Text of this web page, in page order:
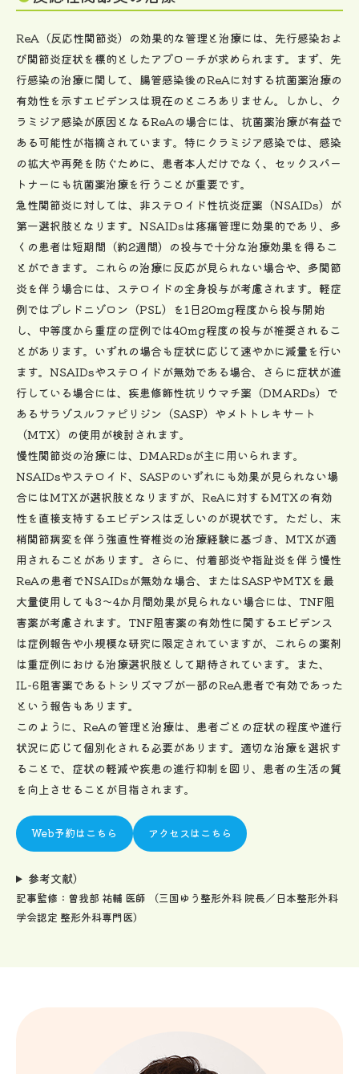
ReA（反応性関節炎）の効果的な管理と治療には、先行感染およ
び関節炎症状を標的としたアプローチが求められます。まず、先
行感染の治療に関して、腸管感染後のReAに対する抗菌薬治療の
有効性を示すエビデンスは現在のところありません。しかし、ク
ラミジア感染が原因となるReAの場合には、抗菌薬治療が有益で
ある可能性が指摘されています。特にクラミジア感染では、感染
の拡大や再発を防ぐために、患者本人だけでなく、セックスパー
トナーにも抗菌薬治療を行うことが重要です。
急性関節炎に対しては、非ステロイド性抗炎症薬（NSAIDs）が
第一選択肢となります。NSAIDsは疼痛管理に効果的であり、多
くの患者は短期間（約2週間）の投与で十分な治療効果を得るこ
とができます。これらの治療に反応が見られない場合や、多関節
炎を伴う場合には、ステロイドの全身投与が考慮されます。軽症
例ではプレドニゾロン（PSL）を1日20mg程度から投与開始
し、中等度から重症の症例では40mg程度の投与が推奨されるこ
とがあります。いずれの場合も症状に応じて速やかに減量を行い
ます。NSAIDsやステロイドが無効である場合、さらに症状が進
行している場合には、疾患修飾性抗リウマチ薬（DMARDs）で
あるサラゾスルファピリジン（SASP）やメトトレキサート
（MTX）の使用が検討されます。
慢性関節炎の治療には、DMARDsが主に用いられます。
NSAIDsやステロイド、SASPのいずれにも効果が見られない場
合にはMTXが選択肢となりますが、ReAに対するMTXの有効
性を直接支持するエビデンスは乏しいのが現状です。ただし、末
梢関節病変を伴う強直性脊椎炎の治療経験に基づき、MTXが適
用されることがあります。さらに、付着部炎や指趾炎を伴う慢性
ReAの患者でNSAIDsが無効な場合、またはSASPやMTXを最
大量使用しても3～4か月間効果が見られない場合には、TNF阻
害薬が考慮されます。TNF阻害薬の有効性に関するエビデンス
は症例報告や小規模な研究に限定されていますが、これらの薬剤
は重症例における治療選択肢として期待されています。また、
IL-6阻害薬であるトシリズマブが一部のReA患者で有効であった
という報告もあります。
このように、ReAの管理と治療は、患者ごとの症状の程度や進行
状況に応じて個別化される必要があります。適切な治療を選択す
ることで、症状の軽減や疾患の進行抑制を図り、患者の生活の質
を向上させることが目指されます。
Web予約はこちら アクセスはこちら
参考文献）
記事監修：曽我部 祐輔 医師 （三国ゆう整形外科 院長／日本整形外科
学会認定 整形外科専門医）